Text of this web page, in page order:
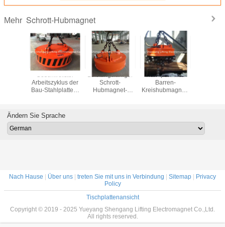
Mehr Schrott-Hubmagnet
H
Geschweißter
Arbeitszyklus der
Bau-Stahlplatten-
Leistungsfähiger
Schrott-
Hubmagnet-
Tragfähigkeit
Transportieren
Barren-
Kreishubmagnet-
Ändern Sie Sprache
Nach Hause | Über uns | treten Sie mit uns in Verbindung | Sitemap | Privacy
Policy
Tischplattenansicht
Copyright © 2019 - 2025 Yueyang Shengang Lifting Electromagnet Co.,Ltd.
All rights reserved.